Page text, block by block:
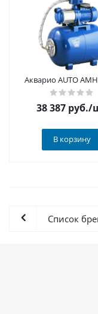
Акварио AUTO
38 387 руб./
В корзину
Список